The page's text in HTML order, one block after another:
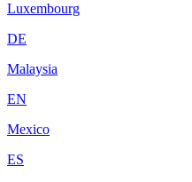
Luxembourg
DE
Malaysia
EN
Mexico
ES